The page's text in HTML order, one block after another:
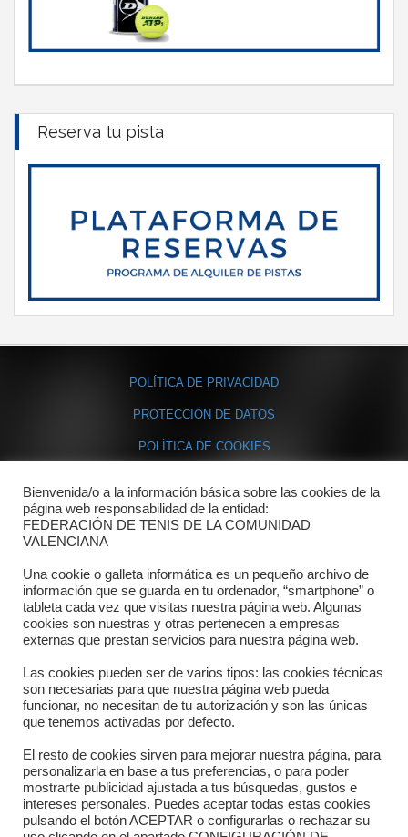
Reserva tu pista
POLÍTICA DE PRIVACIDAD
PROTECCIÓN DE DATOS
POLÍTICA DE COOKIES
Contacto
Dónde estamos
Directorio departamentos
Horario
Formulario de contacto
Copyright © 2025 FTCV
Bienvenida/o a la información básica sobre las cookies de la
página web responsabilidad de la entidad:
FEDERACIÓN DE TENIS DE LA COMUNIDAD
VALENCIANA
Una cookie o galleta informática es un pequeño archivo de
información que se guarda en tu ordenador, “smartphone” o
tableta cada vez que visitas nuestra página web. Algunas
cookies son nuestras y otras pertenecen a empresas
externas que prestan servicios para nuestra página web.
Las cookies pueden ser de varios tipos: las cookies técnicas
son necesarias para que nuestra página web pueda
funcionar, no necesitan de tu autorización y son las únicas
que tenemos activadas por defecto.
El resto de cookies sirven para mejorar nuestra página, para
personalizarla en base a tus preferencias, o para poder
mostrarte publicidad ajustada a tus búsquedas, gustos e
intereses personales. Puedes aceptar todas estas cookies
pulsando el botón ACEPTAR o configurarlas o rechazar su